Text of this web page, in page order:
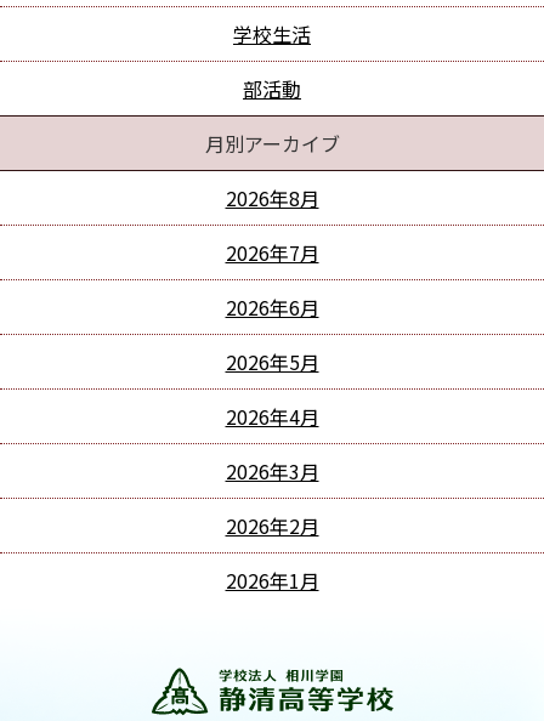
学校生活
部活動
月別アーカイブ
2026年8月
2026年7月
2026年6月
2026年5月
2026年4月
2026年3月
2026年2月
2026年1月